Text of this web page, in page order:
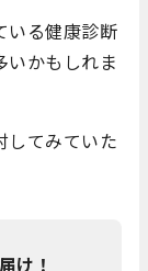
いる健康診断
いかもしれま
してみていた
け！